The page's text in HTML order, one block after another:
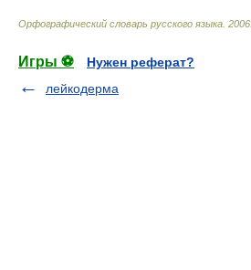
Орфографический словарь русского языка 2006
Игры ⚽
Нужен реферат?
лейкодерма